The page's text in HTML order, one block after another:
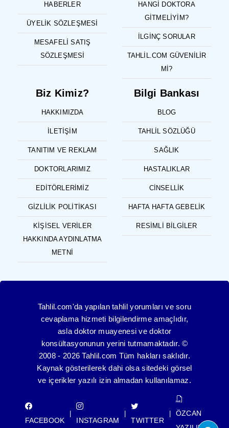
HABERLER
ÜYELIK SÖZLEŞMESI
MESAFELI SATIŞ
SÖZLEŞMESI
HANGI DOKTORA
GITMELIYIM?
İLGINÇ SORULAR
TAHLIL.COM GÜVENILIR
MI?
Biz Kimiz?
HAKKIMIZDA
İLETIŞIM
TANITIM VE REKLAM
DOKTORLARIMIZ
EDITÖRLERIMIZ
GIZLILIK POLITIKASI
KIŞISEL VERILER
HAKKINDA AYDINLATMA
METNI
Bilgi Bankası
BLOG
TAHLIL SÖZLÜĞÜ
SAĞLIK
HASTALIKLAR
CINSELLIK
HAFTA HAFTA GEBELIK
RESIMLI BILGILER
Tahlil.com'da yapılan tahlil yorumları ve soru
cevaplama hizmeti bilgilendirme amaçlıdır,
asla doktor muayenesi ve doktor
konsültasyonunun yerini tutmamaktadır. ©
2008 - 2026 Tahlil.com Tüm hakları saklıdır.
Kaynak gösterilerek dahi olsa sitedeki görsel
ve içerikler yazılı izin almadan kullanılamaz.
FACEBOOK
|
INSTAGRAM
|
TWITTER
|
ÖZCAN